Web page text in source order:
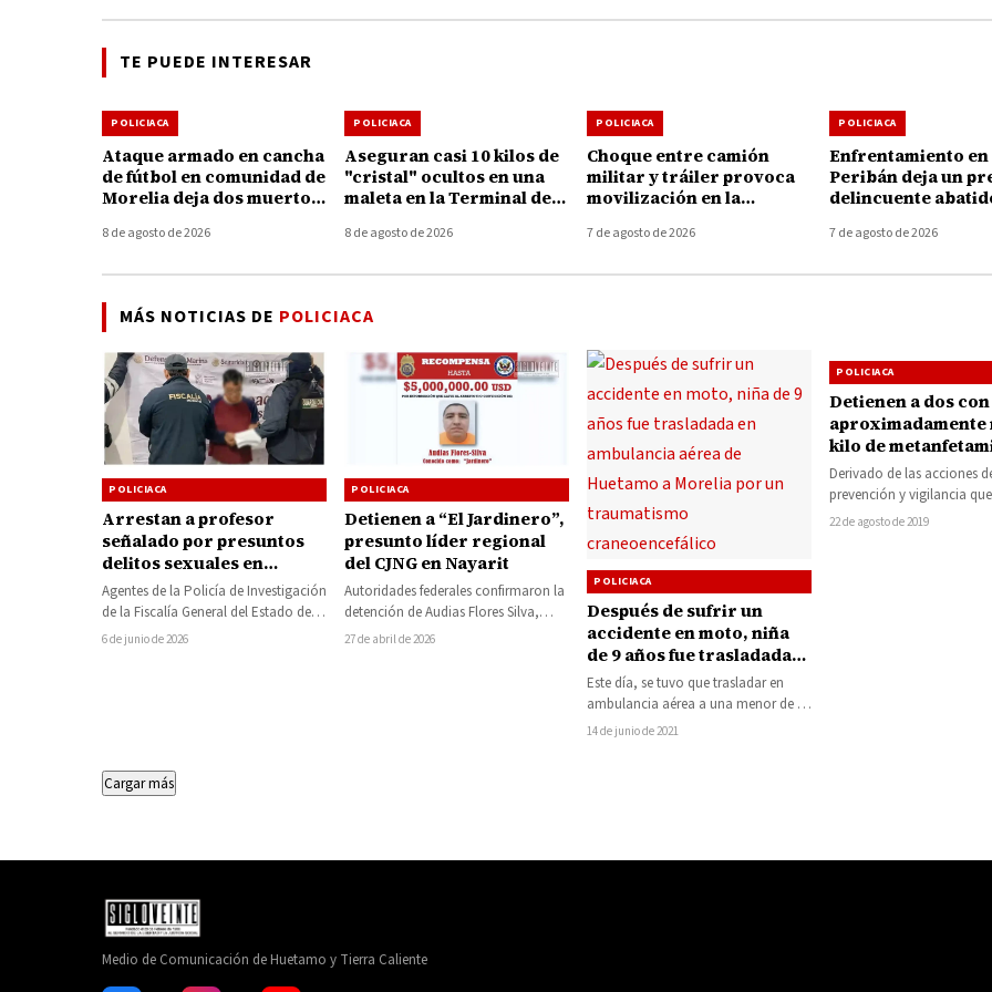
TE PUEDE INTERESAR
POLICIACA
Ataque armado en cancha
de fútbol en comunidad de
Morelia deja dos muertos
8 de agosto de 2026
POLICIACA
Aseguran casi 10 kilos de
"cristal" ocultos en una
maleta en la Terminal de
8 de agosto de 2026
POLICIACA
Choque entre camión
militar y tráiler provoca
movilización en la
Taretan
7 de agosto de 2026
POLICIACA
Enfrentamiento en
Peribán deja un
delincuente
7 de agosto de 2026
MÁS NOTICIAS DE POLICIACA
POLICIACA
Arrestan a profesor
señalado por presuntos
delitos sexuales en
secundaria de
Tlalpujahua
Agentes de la Policía de Investigación
de la Fiscalía General del Estado de
Michoacán ejecutaron una orden
6 de junio de 2026
POLICIACA
Detienen a “El Jardinero”,
presunto líder regional
del CJNG en Nayarit
Autoridades federales confirmaron la
detención de Audias Flores Silva,
alias “El Jardinero”, identificado
27 de abril de 2026
POLICIACA
Después de sufrir un
accidente en moto, niña
de 9 años fue trasladada
en ambulancia aérea de
Huetamo a Morelia por un
traumatismo
craneoencefálico
Este día, se tuvo que trasladar en
ambulancia aérea a una menor de 9
años al Hospital Infantil…
14 de junio de 2021
POLICIACA
Detienen a dos con
aproximadamente
kilo de
Derivado de las acciones
prevención y vigilancia
implementan en este
22 de agosto de 2019
Cargar más
Medio de Comunicación de Huetamo y Tierra Caliente